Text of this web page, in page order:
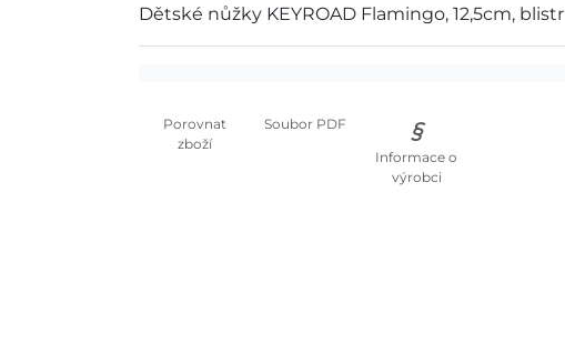
Dětské nůžky KEYROAD Flamingo, 12,5cm, blistr
Porovnat
zboží
Soubor PDF
Informace o
výrobci